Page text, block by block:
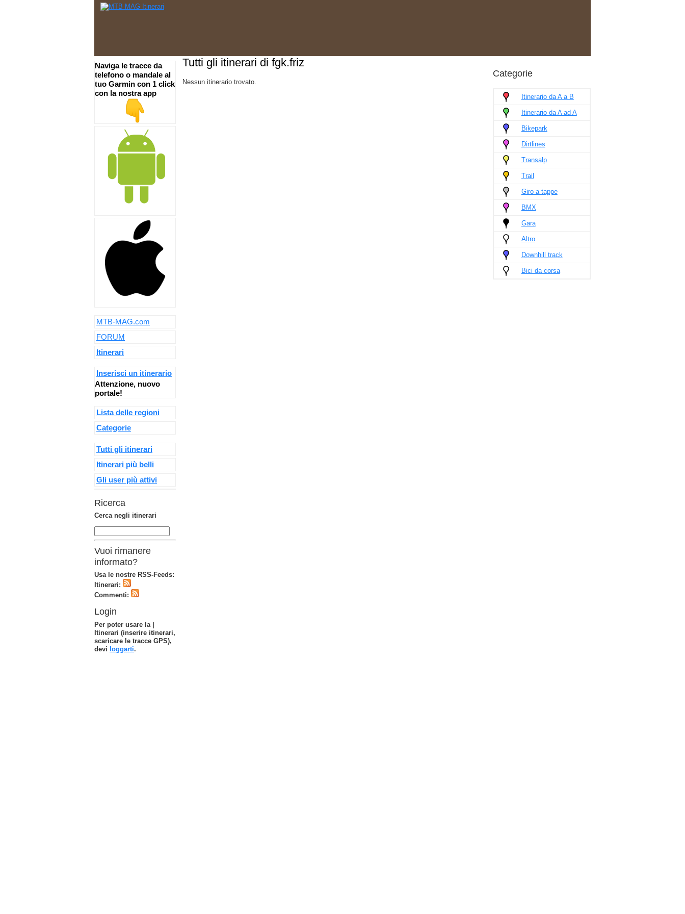
Tutti gli itinerari di fgk.friz
Nessun itinerario trovato.
Categorie
Itinerario da A a B
Itinerario da A ad A
Bikepark
Dirtlines
Transalp
Trail
Giro a tappe
BMX
Gara
Altro
Downhill track
Bici da corsa
Naviga le tracce da
telefono o mandale al
tuo Garmin con 1 click
con la nostra app
MTB-MAG.com
FORUM
Itinerari
Inserisci un itinerario
Attenzione, nuovo
portale!
Lista delle regioni
Categorie
Tutti gli itinerari
Itinerari più belli
Gli user più attivi
Ricerca
Cerca negli itinerari
Vuoi rimanere
informato?
Usa le nostre RSS-Feeds:
Itinerari:
Commenti:
Login
Per poter usare la |
Itinerari (inserire itinerari,
scaricare le tracce GPS),
devi loggarti.